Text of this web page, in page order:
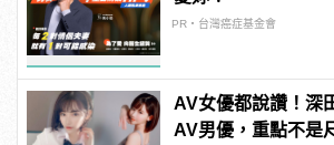
PR・台灣癌症基金會
AV女優都說讚！深
AV男優，重點不是